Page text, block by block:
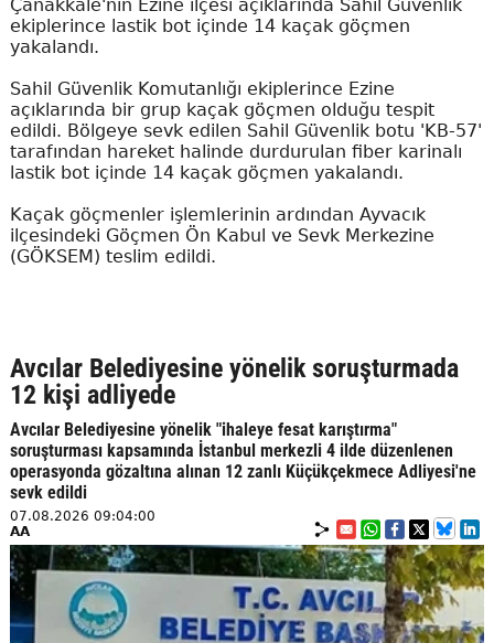
Çanakkale'nin Ezine ilçesi açıklarında Sahil Güvenlik
ekiplerince lastik bot içinde 14 kaçak göçmen
yakalandı.
Sahil Güvenlik Komutanlığı ekiplerince Ezine
açıklarında bir grup kaçak göçmen olduğu tespit
edildi. Bölgeye sevk edilen Sahil Güvenlik botu 'KB-57'
tarafından hareket halinde durdurulan fiber karinalı
lastik bot içinde 14 kaçak göçmen yakalandı.
Kaçak göçmenler işlemlerinin ardından Ayvacık
ilçesindeki Göçmen Ön Kabul ve Sevk Merkezine
(GÖKSEM) teslim edildi.
Avcılar Belediyesine yönelik soruşturmada
12 kişi adliyede
Avcılar Belediyesine yönelik "ihaleye fesat karıştırma"
soruşturması kapsamında İstanbul merkezli 4 ilde düzenlenen
operasyonda gözaltına alınan 12 zanlı Küçükçekmece Adliyesi'ne
sevk edildi
07.08.2026 09:04:00
AA